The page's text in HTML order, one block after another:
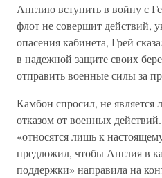
Англию вступить в войну с
флот не совершит действий,
опасения кабинета, Грей
в надежной защите своих
отправить военные силы за
Камбон спросил, не является
отказом от военных
«относятся лишь к
предложил, чтобы Англия в
поддержки» направила на